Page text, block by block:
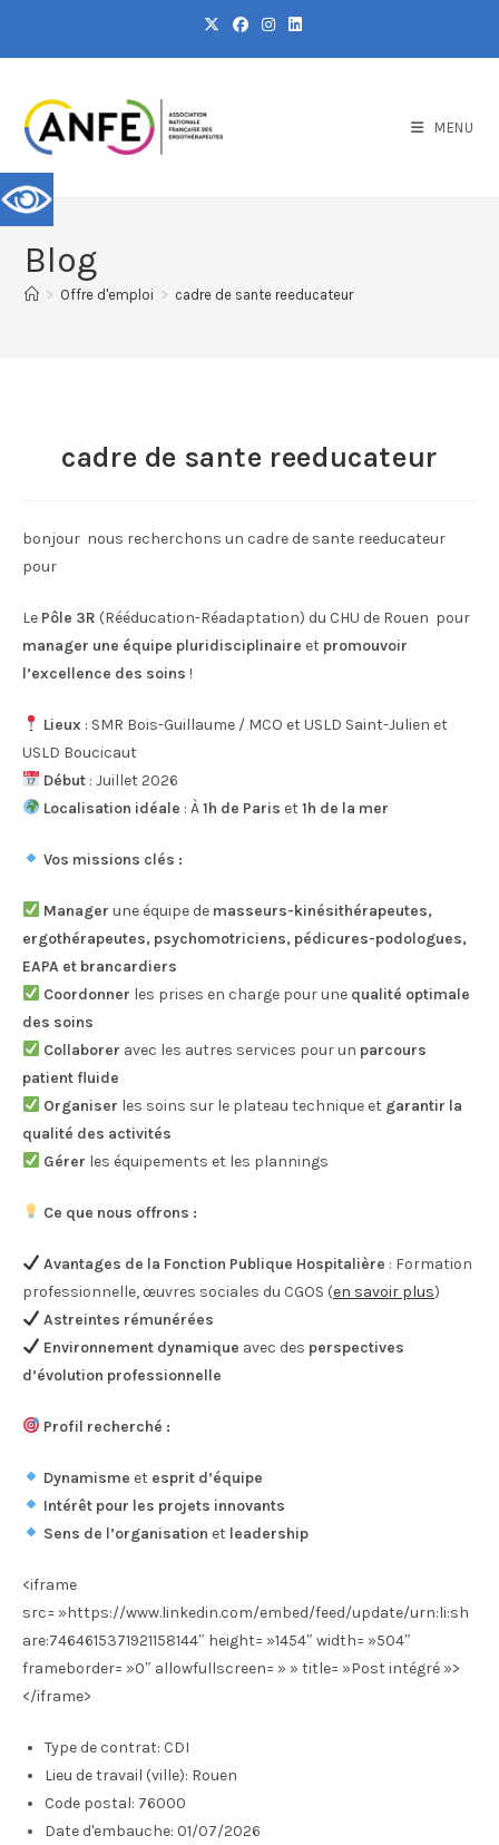
MENU
Blog
> Offre d'emploi > cadre de sante reeducateur
cadre de sante reeducateur
bonjour nous recherchons un cadre de sante reeducateur
pour
Le Pôle 3R (Rééducation-Réadaptation) du CHU de Rouen pour
manager une équipe pluridisciplinaire et promouvoir
l’excellence des soins !
Lieux : SMR Bois-Guillaume / MCO et USLD Saint-Julien et
USLD Boucicaut
Début: Juillet 2026
Localisation idéale : À1h de Paris et1h de la mer
Vos missions clés :
Manager une équipe de masseurs-kinésithérapeutes,
ergothérapeutes, psychomotriciens, pédicures-podologues,
EAPA et brancardiers
Coordonner les prises en charge pour une qualité optimale
des soins
Collaborer avec les autres services pour un parcours
patient fluide
Organiser les soins sur le plateau technique et garantir la
qualité des activités
Gérer les équipements et les plannings
Ce que nous offrons :
Avantages de la Fonction Publique Hospitalière : Formation
professionnelle, œuvres sociales du CGOS (en savoir plus)
Astreintes rémunérées
Environnement dynamique avec des perspectives
d’évolution professionnelle
Profil recherché :
Dynamisme et esprit d’équipe
Intérêt pour les projets innovants
Sens de l’organisation et leadership
<iframe
src= »https://www.linkedin.com/embed/feed/update/urn:li:sh
are:7464615371921158144″ height= »1454″ width= »504″
frameborder= »0″ allowfullscreen= » » title= »Post intégré »>
</iframe>
Type de contrat: CDI
Lieu de travail (ville): Rouen
Code postal: 76000
Date d'embauche: 01/07/2026